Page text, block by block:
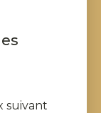
suivant